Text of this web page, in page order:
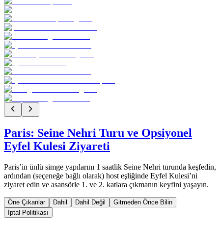
Paris: Seine Nehri Turu ve Opsiyonel
Eyfel Kulesi Ziyareti
Paris’in ünlü simge yapılarını 1 saatlik Seine Nehri turunda keşfedin,
ardından (seçeneğe bağlı olarak) host eşliğinde Eyfel Kulesi’ni
ziyaret edin ve asansörle 1. ve 2. katlara çıkmanın keyfini yaşayın.
Öne Çıkanlar Dahil Dahil Değil
Gitmeden Önce Bilin
İptal Politikası